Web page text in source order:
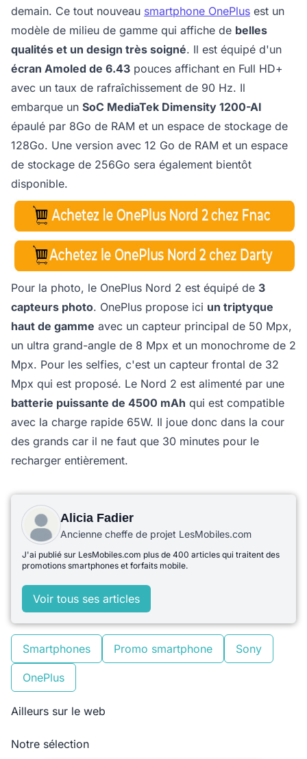
demain. Ce tout nouveau smartphone OnePlus est un
modèle de milieu de gamme qui affiche de belles
qualités et un design très soigné. Il est équipé d'un
écran Amoled de 6.43 pouces affichant en Full HD+
avec un taux de rafraîchissement de 90 Hz. Il
embarque un SoC MediaTek Dimensity 1200-AI
épaulé par 8Go de RAM et un espace de stockage de
128Go. Une version avec 12 Go de RAM et un espace
de stockage de 256Go sera également bientôt
disponible.
Pour la photo, le OnePlus Nord 2 est équipé de 3
capteurs photo. OnePlus propose ici un triptyque
haut de gamme avec un capteur principal de 50 Mpx,
un ultra grand-angle de 8 Mpx et un monochrome de 2
Mpx. Pour les selfies, c'est un capteur frontal de 32
Mpx qui est proposé. Le Nord 2 est alimenté par une
batterie puissante de 4500 mAh qui est compatible
avec la charge rapide 65W. Il joue donc dans la cour
des grands car il ne faut que 30 minutes pour le
recharger entièrement.
Alicia Fadier
Ancienne cheffe de projet LesMobiles.com
J'ai publié sur LesMobiles.com plus de 400 articles qui traitent des
promotions smartphones et forfaits mobile.
Voir tous ses articles
Smartphones Promo smartphone Sony
OnePlus
Ailleurs sur le web
Notre sélection